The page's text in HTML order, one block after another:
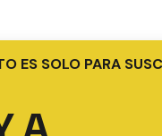
ES SOLO PARA